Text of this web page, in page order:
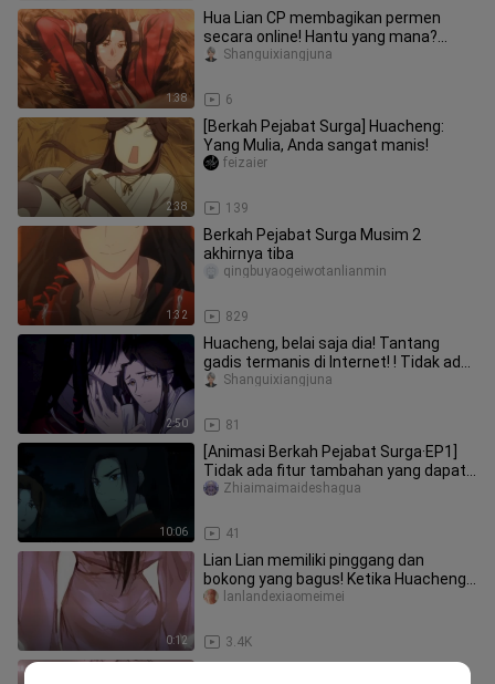
1:38
Hua Lian CP membagikan permen
secara online! Hantu yang mana?
Tentu saja itu kamu, hantu sialan!
6
Shanguixiangjuna
2:38
[Berkah Pejabat Surga] Huacheng:
Yang Mulia, Anda sangat manis!
139
feizaier
1:32
Berkah Pejabat Surga Musim 2
akhirnya tiba
829
qingbuyaogeiwotanlianmin
2:50
Huacheng, belai saja dia! Tantang
gadis termanis di Internet! ! Tidak ada
yang lebih manis dari ini,
81
Shanguixiangjuna
10:06
[Animasi Berkah Pejabat Surga·EP1]
Tidak ada fitur tambahan yang dapat
disembunyikan dalam analisis
41
Zhiaimaimaideshagua
0:12
Lian Lian memiliki pinggang dan
bokong yang bagus! Ketika Huacheng
melihatnya, dia masih harus memak
3.4K
lanlandexiaomeimei